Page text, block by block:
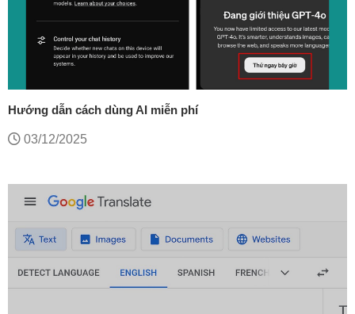
Hướng dẫn cách dùng AI miễn phí
03/12/2025